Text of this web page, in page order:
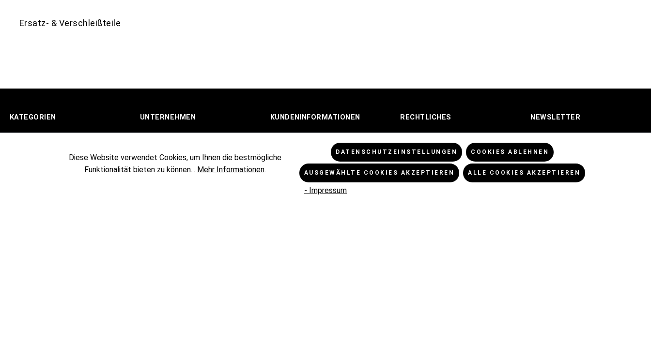
Ersatz- & Verschleißteile
KATEGORIEN UNTERNEHMEN
Showrooms
Das Team
KUNDENINFORMATIONEN
Zahlungsbedingungen
Umtausch und Rückgabe
Versandbedingungen
Reklamation
RECHTLICHES
Cookie - Einstellungen
Datenschutz
AGB
Impressum
NEWSLETTER
kostenlosen Newsletter!
Diese Website verwendet Cookies, um Ihnen die bestmögliche
Funktionalität bieten zu können... Mehr Informationen.
DATENSCHUTZEINSTELLUNGEN COOKIES ABLEHNEN
AUSGEWÄHLTE COOKIES AKZEPTIEREN ALLE COOKIES AKZEPTIEREN
- Impressum